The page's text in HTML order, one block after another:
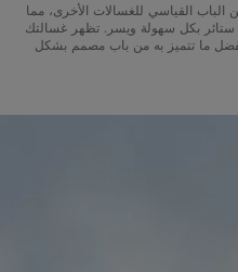
القياسي للغسالات الأخرى، مما
بكل سهولة ويسر. تظهر غسالتك
ما تتميز به من باب مصمم بشكل